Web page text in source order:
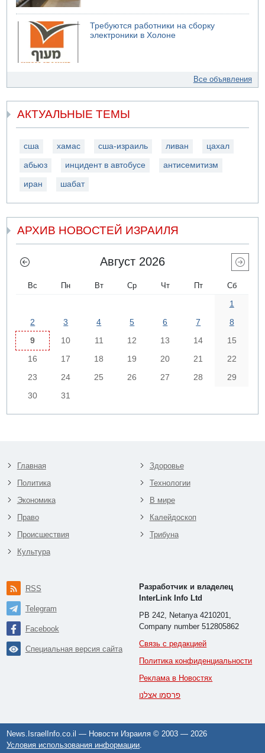
Требуются работники на сборку
электроники в Холоне
Все объявления
АКТУАЛЬНЫЕ ТЕМЫ
сша хамас сша-израиль ливан цахал
абьюз инцидент в автобусе антисемитизм
иран шабат
АРХИВ НОВОСТЕЙ ИЗРАИЛЯ
Август 2026
Вс Пн Вт Ср Чт Пт Сб
1
2
3 4 5 6 7
8
9
10 11 12 13 14
15
16
17 18 19 20 21
22
23
24 25 26 27 28
29
30
31
Главная
Политика
Экономика
Право
Происшествия
Культура
Здоровье
Технологии
В мире
Калейдоскоп
Трибуна
RSS
Telegram
Facebook
Специальная версия сайта
Разработчик и владелец
InterLink Info Ltd
PB 242, Netanya 4210201,
Company number 512805862
Связь с редакцией
Политика конфиденциальности
Реклама в Новостях
פרסמו אצלנו
News.IsraelInfo.co.il — Новости Израиля © 2003 — 2026
Условия использования информации